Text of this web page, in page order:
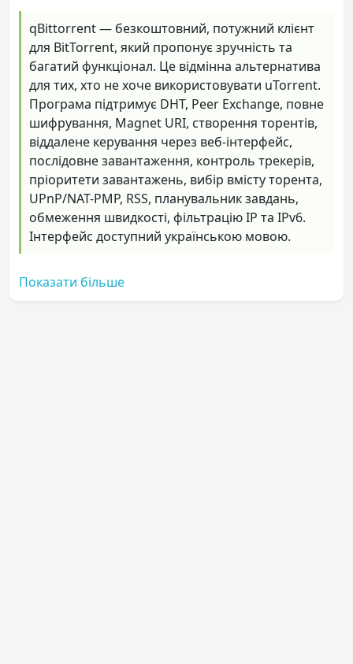
qBittorrent — безкоштовний, потужний клієнт
для BitTorrent, який пропонує зручність та
багатий функціонал. Це відмінна альтернатива
для тих, хто не хоче використовувати uTorrent.
Програма підтримує DHT, Peer Exchange, повне
шифрування, Magnet URI, створення торентів,
віддалене керування через веб-інтерфейс,
послідовне завантаження, контроль трекерів,
пріоритети завантажень, вибір вмісту торента,
UPnP/NAT-PMP, RSS, планувальник завдань,
обмеження швидкості, фільтрацію IP та IPv6.
Інтерфейс доступний українською мовою.
Показати більше